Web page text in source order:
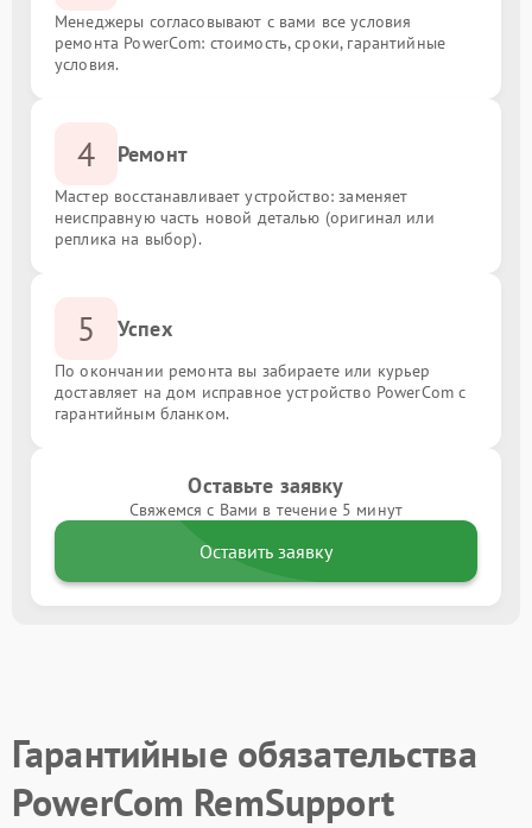
Менеджеры согласовывают с вами все условия
ремонта PowerCom: стоимость, сроки, гарантийные
условия.
4 Ремонт
Мастер восстанавливает устройство: заменяет
неисправную часть новой деталью (оригинал или
реплика на выбор).
5 Успех
По окончании ремонта вы забираете или курьер
доставляет на дом исправное устройство PowerCom с
гарантийным бланком.
Оставьте заявку
Свяжемся с Вами в течение 5 минут
Оставить заявку
Гарантийные обязательства
PowerCom RemSupport